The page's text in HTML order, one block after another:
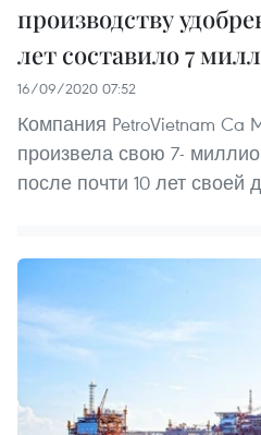
производству
лет составило 7
16/09/2020 07:52
Компания PetroVietnam Ca
произвела свою 7-
после почти 10 лет своей